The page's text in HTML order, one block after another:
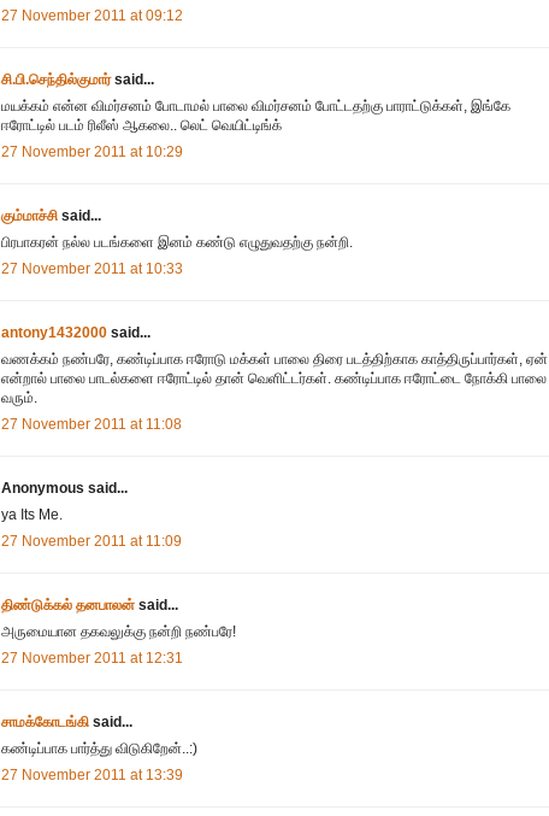
27 November 2011 at 09:12
சி.பி.செந்தில்குமார்said...
மயக்கம் என்ன விமர்சனம் போடாமல் பாலை விமர்சனம் போட்டதற்கு பாராட்டுக்கள், இங்கே
ஈரோட்டில் படம் ரிலீஸ் ஆகலை.. லெட் வெயிட்டிங்க்
27 November 2011 at 10:29
கும்மாச்சி said...
பிரபாகரன் நல்ல படங்களை இனம் கண்டு எழுதுவதற்கு நன்றி.
27 November 2011 at 10:33
antony1432000 said...
வணக்கம் நண்பரே, கண்டிப்பாக ஈரோடு மக்கள் பாலை திரை படத்திற்காக காத்திருப்பார்கள், ஏன்
என்றால் பாலை பாடல்களை ஈரோட்டில் தான் வெளிட்டர்கள். கண்டிப்பாக ஈரோட்டை நோக்கி பாலை
வரும்.
27 November 2011 at 11:08
Anonymous said...
ya Its Me.
27 November 2011 at 11:09
திண்டுக்கல் தனபாலன் said...
அருமையான தகவலுக்கு நன்றி நண்பரே!
27 November 2011 at 12:31
சாமக்கோடங்கி said...
கண்டிப்பாக பார்த்து விடுகிறேன்..:)
27 November 2011 at 13:39